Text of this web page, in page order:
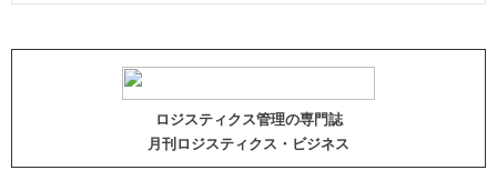
ロジスティクス管理の専門誌
月刊ロジスティクス・ビジネス